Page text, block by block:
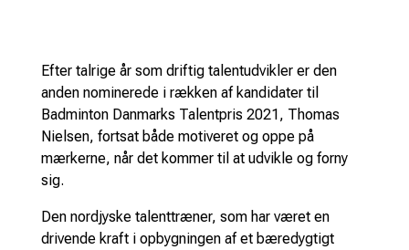
Efter talrige år som driftig talentudvikler er den
anden nominerede i rækken af kandidater til
Badminton Danmarks Talentpris 2021, Thomas
Nielsen, fortsat både motiveret og oppe på
mærkerne, når det kommer til at udvikle og forny
sig.
Den nordjyske talenttræner, som har været en
drivende kraft i opbygningen af et bæredygtigt